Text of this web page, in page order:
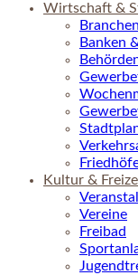
Wirtschaft &
Banken
Kultur &
Vereine
Freibad